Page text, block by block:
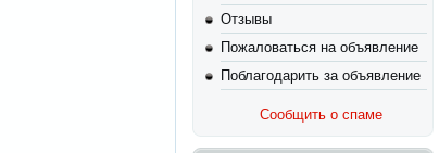
Отзывы
Пожаловаться на объявление
Поблагодарить за объявление
Сообщить о спаме